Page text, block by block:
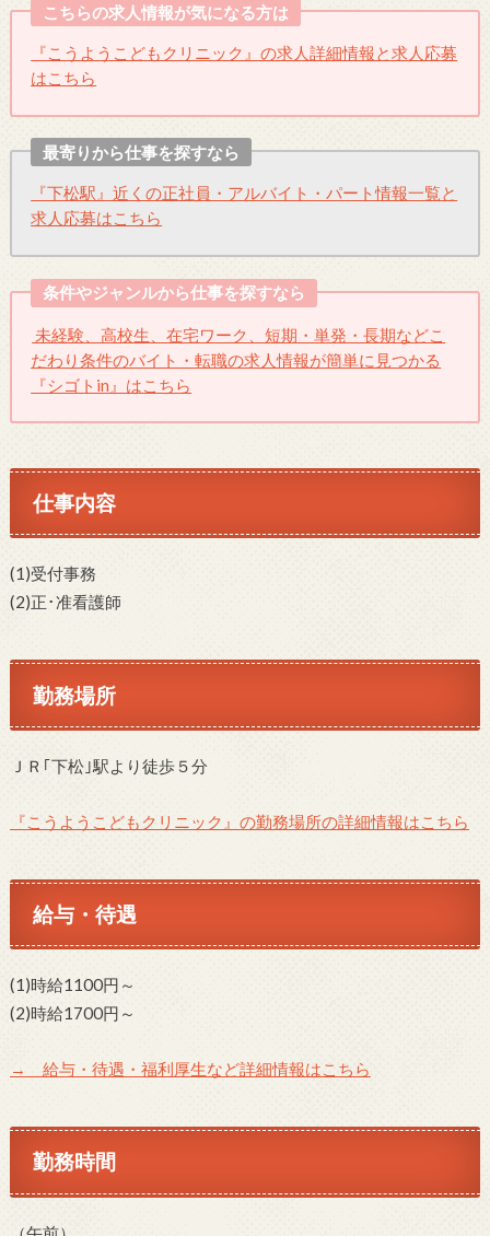
こちらの求人情報が気になる方は
『こうようこどもクリニック』の求人詳細情報と求人応募
はこちら
最寄りから仕事を探すなら
『下松駅』近くの正社員・アルバイト・パート情報一覧と
求人応募はこちら
条件やジャンルから仕事を探すなら
未経験、高校生、在宅ワーク、短期・単発・長期などこ
だわり条件のバイト・転職の求人情報が簡単に見つかる
『シゴトin』はこちら
仕事内容
(1)受付事務
(2)正･准看護師
勤務場所
ＪＲ｢下松｣駅より徒歩５分
『こうようこどもクリニック』の勤務場所の詳細情報はこちら
給与・待遇
(1)時給1100円～
(2)時給1700円～
→ 給与・待遇・福利厚生など詳細情報はこちら
勤務時間